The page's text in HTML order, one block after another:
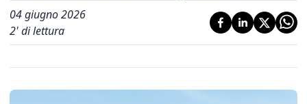
04 giugno 2026
2' di lettura